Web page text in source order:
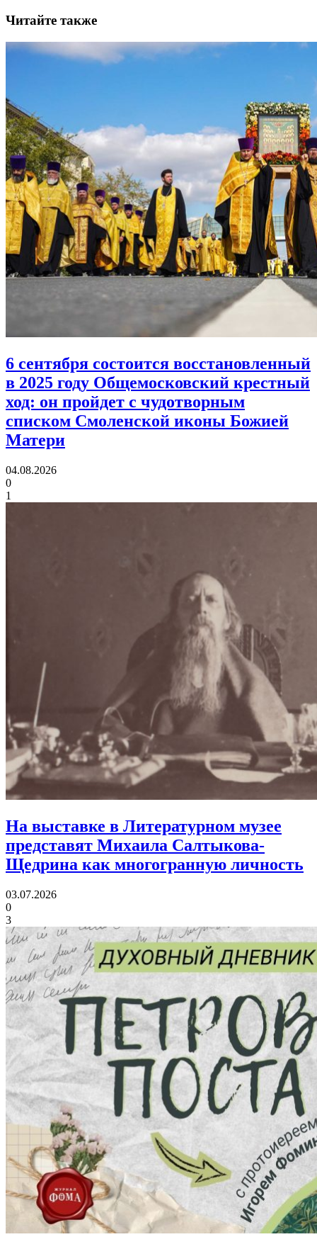
Читайте также
6 сентября состоится восстановленный
в 2025 году Общемосковский крестный
ход: он пройдет с чудотворным
списком Смоленской иконы Божией
Матери
04.08.2026
0
1
На выставке в Литературном музее
представят Михаила Салтыкова-
Щедрина как многогранную личность
03.07.2026
0
3